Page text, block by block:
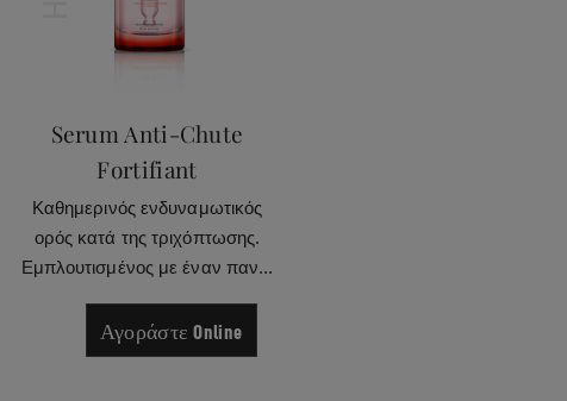
Serum Anti-Chute
Fortifiant
Καθημερινός ενδυναμωτικός
ορός κατά της τριχόπτωσης.
Εμπλουτισμένος με έναν παν...
Αγοράστε Online